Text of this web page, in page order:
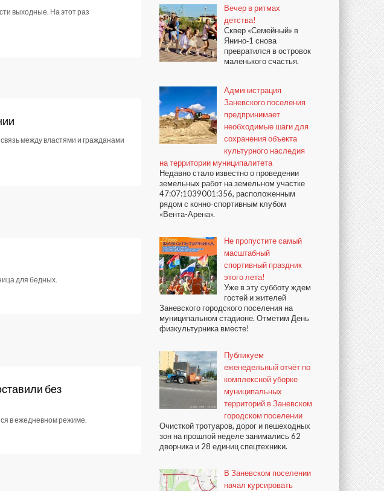
выходные. На этот раз
между властями и гражданами
для бедных.
без
в ежедневном режиме.
Вечер в ритмах
детства!
Сквер «Семейный» в
Янино‑1 снова
превратился в островок
маленького счастья.
Администрация
Заневского поселения
предпринимает
необходимые шаги для
сохранения объекта
культурного наследия
на территории муниципалитета
Недавно стало известно о проведении
земельных работ на земельном участке
47:07:1039001:356, расположенным
рядом с конно-спортивным клубом
«Вента-Арена».
Не пропустите самый
масштабный
спортивный праздник
этого лета!
Уже в эту субботу ждем
гостей и жителей
Заневского городского поселения на
муниципальном стадионе. Отметим День
физкультурника вместе!
Публикуем
еженедельный отчёт по
комплексной уборке
муниципальных
территорий в Заневском
городском поселении
Очисткой тротуаров, дорог и пешеходных
зон на прошлой неделе занимались 62
дворника и 28 единиц спецтехники.
В Заневском поселении
начал курсировать